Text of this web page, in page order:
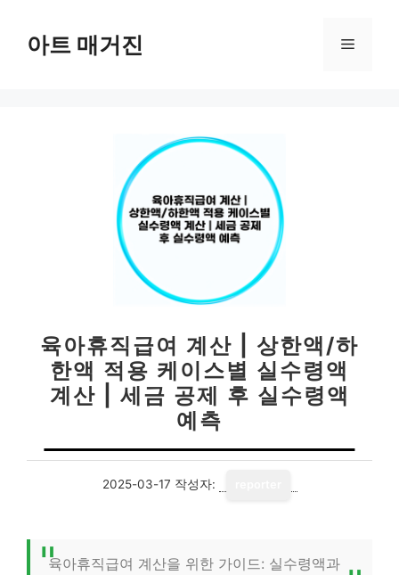
아트 매거진 메
육아휴직급여 계산 | 상한액/하
한액 적용 케이스별 실수령액
계산 | 세금 공제 후 실수령액
예측
2025-03-17 작성자:
육아휴직급여 계산을 위한 가이드: 실수령액과